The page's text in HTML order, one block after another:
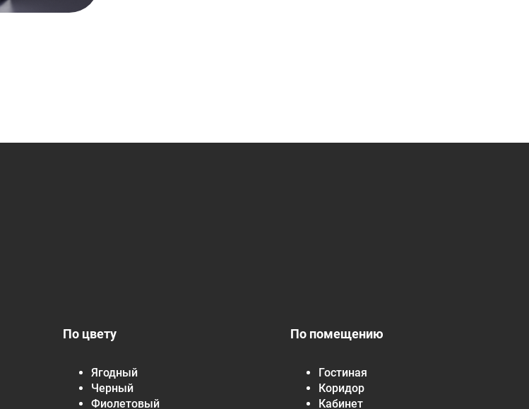
По цвету
Ягодный
Черный
Фиолетовый
По помещению
Гостиная
Коридор
Кабинет